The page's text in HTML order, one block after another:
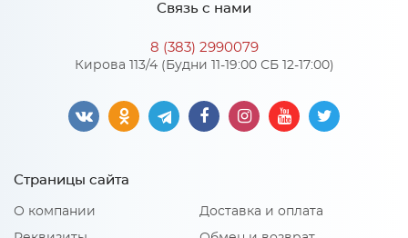
Дуб делано/Дуб делано
5 полок, 3 полки размеров 345х718, две других 355х718, два из
Связь с нами
8 (383) 2990079
Кирова 113/4 (Будни 11-19:00 СБ 12-17:00)
Страницы сайта
О компании Доставка и оплата